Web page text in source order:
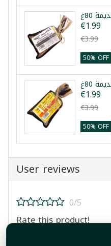
€1.99
€3.99
50% OFF
80غ
€1.99
€3.99
50% OFF
User reviews
0/5
Rate this product!